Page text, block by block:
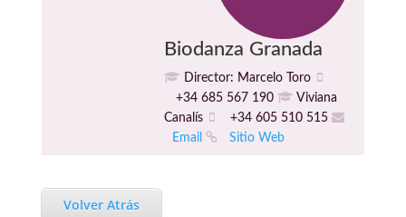
Biodanza Granada
Director: Marcelo Toro
+34 685 567 190
Viviana
Canalís
+34 605 510 515
Email
Sitio Web
Volver Atrás